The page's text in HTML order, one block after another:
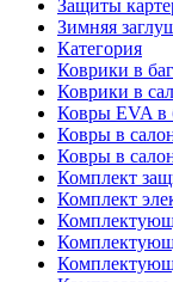
Защиты
Зимняя
Категория
Коврики в
Коврики в
Ковры EVA в
Ковры в
Ковры в
Комплект
Комплект